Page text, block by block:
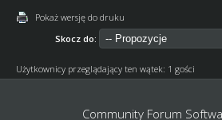
Pokaż wersję do druku
Skocz do:
Użytkownicy przeglądający ten wątek: 1 gości
Community Forum